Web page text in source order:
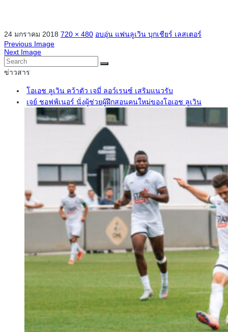
24 มกราคม 2018 720 × 480 อบอุ่น แฟนลูเวิน บุกเชียร์ เลสเตอร์
Previous Image
Next Image
ข่าวสาร
โอเอช ลูเวิน คว้าตัว เจมี่ ลอว์เรนซ์ เสริมแนวรับ
เจย์ ชอฟฟ์เนอร์ นั่งผู้ช่วยผู้ฝึกสอนคนใหม่ของโอเอช ลูเวิน